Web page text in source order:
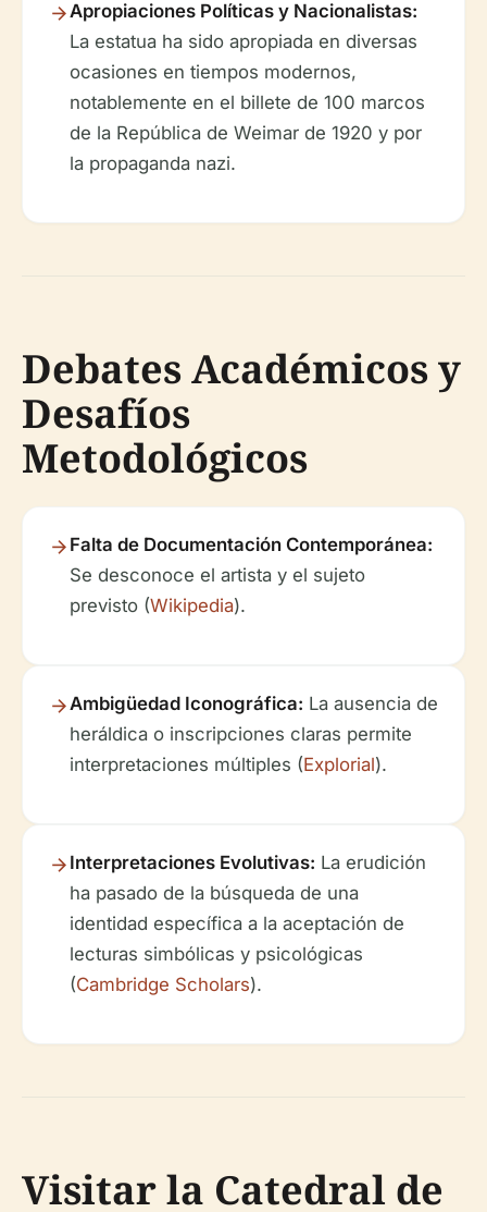
Apropiaciones Políticas y Nacionalistas:
La estatua ha sido apropiada en diversas
ocasiones en tiempos modernos,
notablemente en el billete de 100 marcos
de la República de Weimar de 1920 y por
la propaganda nazi.
Debates Académicos y
Desafíos
Metodológicos
Falta de Documentación Contemporánea:
Se desconoce el artista y el sujeto
previsto (Wikipedia).
Ambigüedad Iconográfica: La ausencia de
heráldica o inscripciones claras permite
interpretaciones múltiples (Explorial).
Interpretaciones Evolutivas: La erudición
ha pasado de la búsqueda de una
identidad específica a la aceptación de
lecturas simbólicas y psicológicas
(Cambridge Scholars).
Visitar la Catedral de